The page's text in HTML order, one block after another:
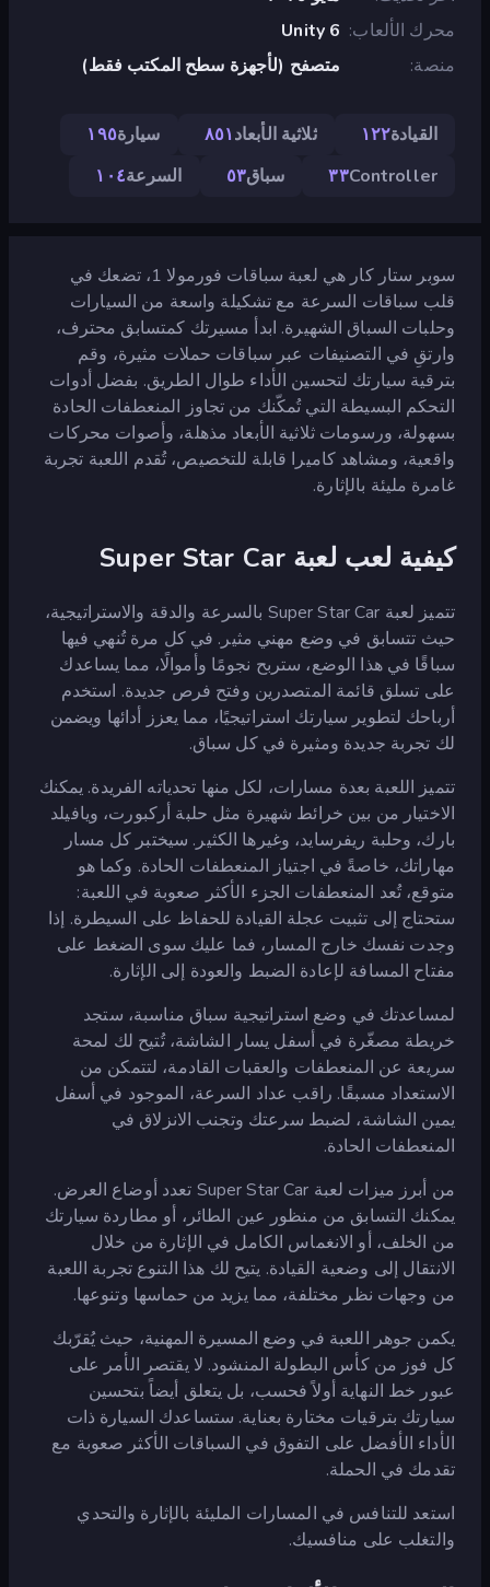
محرك الألعاب Unity 6
منصة
متصفح (لأجهزة سطح المكتب فقط)
القيادة١٢٢ ثلاثية الأبعاد٨٥١ سيارة١٩٥
Controller٣٣ سباق٥٣ السرعة١٠٤
سوبر ستار كار هي لعبة سباقات فورمولا 1، تضعك في
قلب سباقات السرعة مع تشكيلة واسعة من السيارات
وحلبات السباق الشهيرة. ابدأ مسيرتك كمتسابق محترف،
وارتقِ في التصنيفات عبر سباقات حملات مثيرة، وقم
بترقية سيارتك لتحسين الأداء طوال الطريق. بفضل أدوات
التحكم البسيطة التي تُمكّنك من تجاوز المنعطفات الحادة
بسهولة، ورسومات ثلاثية الأبعاد مذهلة، وأصوات محركات
واقعية، ومشاهد كاميرا قابلة للتخصيص، تُقدم اللعبة تجربة
غامرة مليئة بالإثارة.
كيفية لعب لعبة Super Star Car
تتميز لعبة Super Star Car بالسرعة والدقة والاستراتيجية،
حيث تتسابق في وضع مهني مثير. في كل مرة تُنهي فيها
سباقًا في هذا الوضع، ستربح نجومًا وأموالًا، مما يساعدك
على تسلق قائمة المتصدرين وفتح فرص جديدة. استخدم
أرباحك لتطوير سيارتك استراتيجيًا، مما يعزز أدائها ويضمن
لك تجربة جديدة ومثيرة في كل سباق.
تتميز اللعبة بعدة مسارات، لكل منها تحدياته الفريدة. يمكنك
الاختيار من بين خرائط شهيرة مثل حلبة أركبورت، ويافيلد
بارك، وحلبة ريفرسايد، وغيرها الكثير. سيختبر كل مسار
مهاراتك، خاصةً في اجتياز المنعطفات الحادة. وكما هو
متوقع، تُعد المنعطفات الجزء الأكثر صعوبة في اللعبة:
ستحتاج إلى تثبيت عجلة القيادة للحفاظ على السيطرة. إذا
وجدت نفسك خارج المسار، فما عليك سوى الضغط على
مفتاح المسافة لإعادة الضبط والعودة إلى الإثارة.
لمساعدتك في وضع استراتيجية سباق مناسبة، ستجد
خريطة مصغّرة في أسفل يسار الشاشة، تُتيح لك لمحة
سريعة عن المنعطفات والعقبات القادمة، لتتمكن من
الاستعداد مسبقًا. راقب عداد السرعة، الموجود في أسفل
يمين الشاشة، لضبط سرعتك وتجنب الانزلاق في
المنعطفات الحادة.
من أبرز ميزات لعبة Super Star Car تعدد أوضاع العرض.
يمكنك التسابق من منظور عين الطائر، أو مطاردة سيارتك
من الخلف، أو الانغماس الكامل في الإثارة من خلال
الانتقال إلى وضعية القيادة. يتيح لك هذا التنوع تجربة اللعبة
من وجهات نظر مختلفة، مما يزيد من حماسها وتنوعها.
يكمن جوهر اللعبة في وضع المسيرة المهنية، حيث يُقرّبك
كل فوز من كأس البطولة المنشود. لا يقتصر الأمر على
عبور خط النهاية أولاً فحسب، بل يتعلق أيضاً بتحسين
سيارتك بترقيات مختارة بعناية. ستساعدك السيارة ذات
الأداء الأفضل على التفوق في السباقات الأكثر صعوبة مع
تقدمك في الحملة.
استعد للتنافس في المسارات المليئة بالإثارة والتحدي
والتغلب على منافسيك.